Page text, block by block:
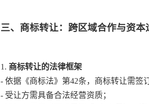
三、商标转让：跨区域合作与资本
1. 商标转让的法律框架
- 依据《商标法》第42条，商标转让需签
- 受让方需具备合法经营资质；